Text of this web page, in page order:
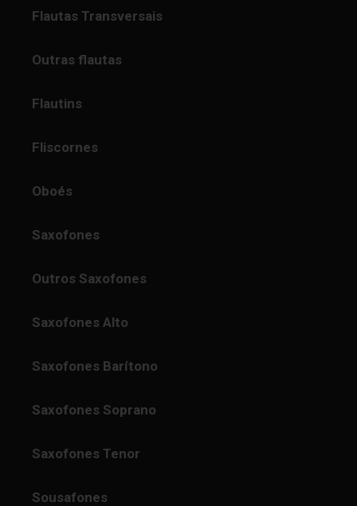
Flautas Transversais
Outras flautas
Flautins
Fliscornes
Oboés
Saxofones
Outros Saxofones
Saxofones Alto
Saxofones Barítono
Saxofones Soprano
Saxofones Tenor
Sousafones